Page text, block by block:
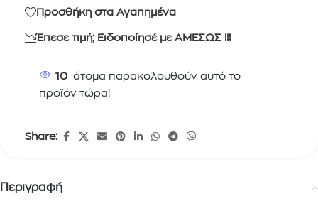
Προσθήκη στα Αγαπημένα
Έπεσε τιμή; Ειδοποίησέ με ΑΜΕΣΩΣ !!!
10 άτομα παρακολουθούν αυτό το
προϊόν τώρα!
Share:
Περιγραφή